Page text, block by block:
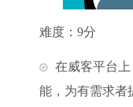
难度：9分
在威客平台
能，为有需求者